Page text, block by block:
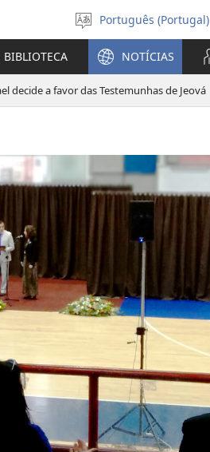
Selecionar
Língua
Português (Portugal)
BIBLIOTECA NOTÍCIAS
decide a favor das Testemunhas de Jeová